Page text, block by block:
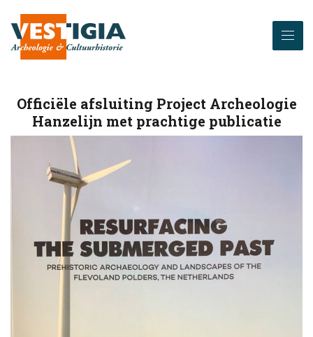
Officiële afsluiting Project Archeologie
Hanzelijn met prachtige publicatie